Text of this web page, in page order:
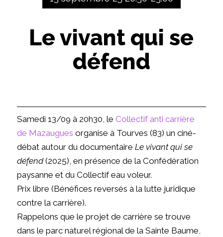
Le vivant qui se
défend
Samedi 13/09 à 20h30, le Collectif anti carrière
de Mazaugues organise à Tourves (83) un ciné-
débat autour du documentaire Le vivant qui se
défend(2025), en présence de la Confédération
paysanne et du Collectif eau voleur.
Prix libre (Bénéfices reversés à la lutte juridique
contre la carrière).
Rappelons que le projet de carrière se trouve
dans le parc naturel régional de la Sainte Baume,